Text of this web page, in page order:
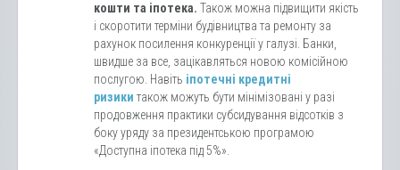
кошти та іпотека. Також можна підвищити якість
і скоротити терміни будівництва та ремонту за
рахунок посилення конкуренції у галузі. Банки,
швидше за все, зацікавляться новою комісійною
послугою. Навіть іпотечні кредитні
ризики також можуть бути мінімізовані у разі
продовження практики субсидування відсотків з
боку уряду за президентською програмою
«Доступна іпотека під 5%».